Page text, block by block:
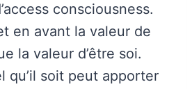
consciousness.
en avant la valeur de
la valeur d’être soi.
qu’il soit peut apporter